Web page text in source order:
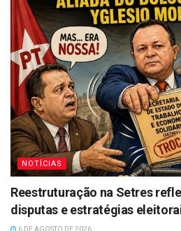
NOTÍCIAS
Reestruturação na Setres
disputas e estratégias
6 DE AGOSTO DE 2026